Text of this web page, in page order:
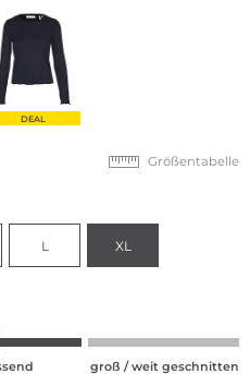
DEAL
Größentabelle
L XL
groß / weit geschnitten